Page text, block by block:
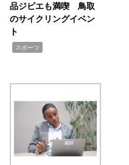
品ジビエも満喫 鳥取
のサイクリングイベン
ト
スポーツ